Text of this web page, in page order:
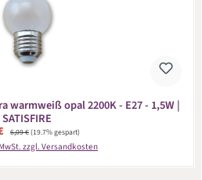
warmweiß opal 2200K - E27 - 1,5W |
SATISFIRE
Regulärer Preis:
6,09 €(19.7% gespart)
zzgl. Versandkosten